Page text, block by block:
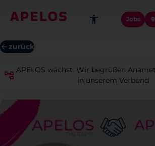
Jobs
zurück
APELOS wächst: Wir begrüßen
in unserem Verbund